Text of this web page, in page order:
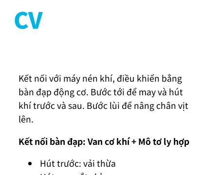
CV
Kết nối với máy nén khí, điều khiển bằng
bàn đạp động cơ. Bước tới để may và hút
khí trước và sau. Bước lùi để nâng chân vịt
lên.
Kết nối bàn đạp: Van cơ khí + Mô tơ ly hợp
Hút trước: vải thừa